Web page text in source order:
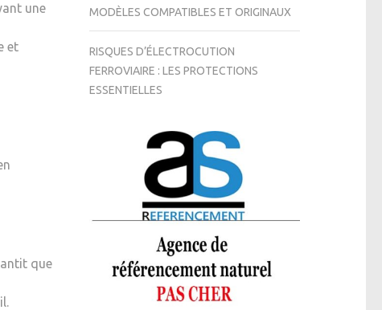
INSTALLATEUR
CLIMATISATION
une
et
que
MODÈLES COMPATIBLES ET ORIGINAUX
RISQUES D’ÉLECTROCUTION
FERROVIAIRE : LES PROTECTIONS
ESSENTIELLES